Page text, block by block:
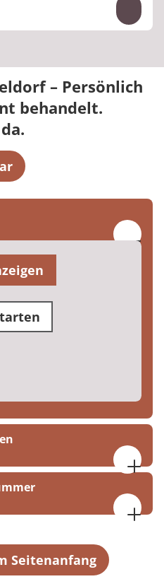
kliniken.de
– Persönlich
behandelt.
Uhr
Seitenanfang